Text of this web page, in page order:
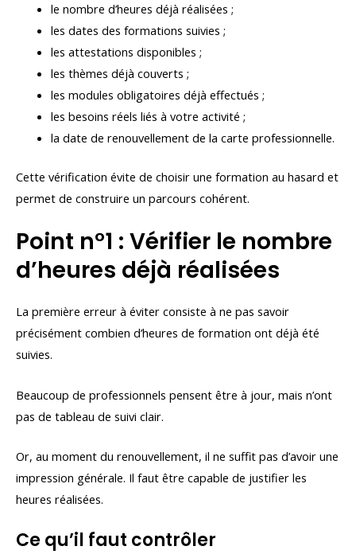
le nombre d’heures déjà réalisées ;
les dates des formations suivies ;
les attestations disponibles ;
les thèmes déjà couverts ;
les modules obligatoires déjà effectués ;
les besoins réels liés à votre activité ;
la date de renouvellement de la carte professionnelle.
Cette vérification évite de choisir une formation au hasard et
permet de construire un parcours cohérent.
Point n°1 : Vérifier le nombre
d’heures déjà réalisées
La première erreur à éviter consiste à ne pas savoir
précisément combien d’heures de formation ont déjà été
suivies.
Beaucoup de professionnels pensent être à jour, mais n’ont
pas de tableau de suivi clair.
Or, au moment du renouvellement, il ne suffit pas d’avoir une
impression générale. Il faut être capable de justifier les
heures réalisées.
Ce qu’il faut contrôler